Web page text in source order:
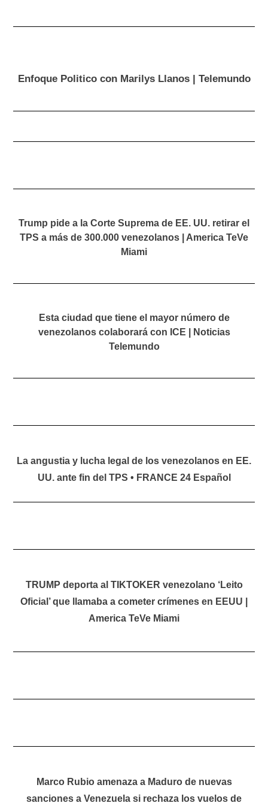
Enfoque Politico con Marilys Llanos | Telemundo
Trump pide a la Corte Suprema de EE. UU. retirar el
TPS a más de 300.000 venezolanos | America TeVe
Miami
Esta ciudad que tiene el mayor número de
venezolanos colaborará con ICE | Noticias
Telemundo
La angustia y lucha legal de los venezolanos en EE.
UU. ante fin del TPS • FRANCE 24 Español
TRUMP deporta al TIKTOKER venezolano ‘Leito
Oficial’ que llamaba a cometer crímenes en EEUU |
America TeVe Miami
Marco Rubio amenaza a Maduro de nuevas
sanciones a Venezuela si rechaza los vuelos de